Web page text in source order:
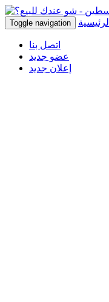
Toggle navigation الرئيسية
اتصل بنا
عضو جديد
إعلان جديد